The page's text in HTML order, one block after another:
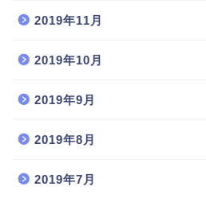
2019年11月
2019年10月
2019年9月
2019年8月
2019年7月